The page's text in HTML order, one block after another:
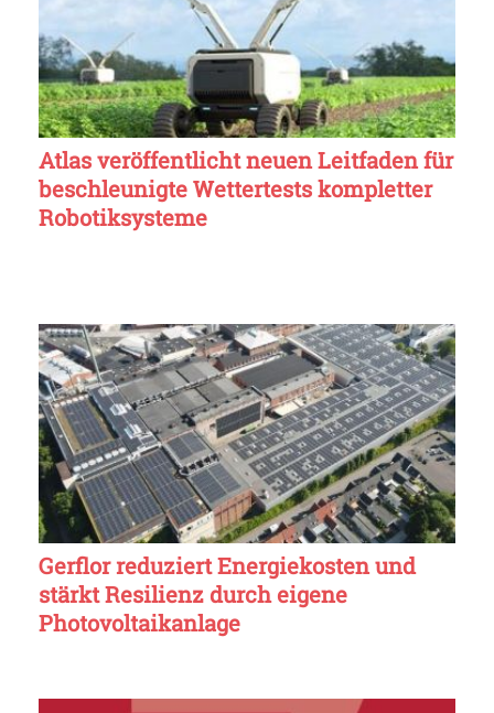
Atlas veröffentlicht neuen Leitfaden für
beschleunigte Wettertests kompletter
Robotiksysteme
Gerflor reduziert Energiekosten und
stärkt Resilienz durch eigene
Photovoltaikanlage